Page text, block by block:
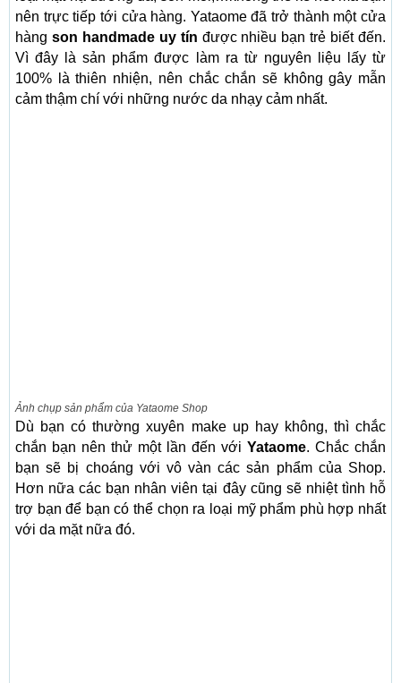
nên trực tiếp tới cửa hàng. Yataome đã trở thành một cửa
hàng son handmade uy tín được nhiều bạn trẻ biết đến.
Vì đây là sản phẩm được làm ra từ nguyên liệu lấy từ
100% là thiên nhiện, nên chắc chắn sẽ không gây mẫn
cảm thậm chí với những nước da nhạy cảm nhất.
Ảnh chụp sản phẩm của Yataome Shop
Dù bạn có thường xuyên make up hay không, thì chắc
chắn bạn nên thử một lần đến với Yataome. Chắc chắn
bạn sẽ bị choáng với vô vàn các sản phẩm của Shop.
Hơn nữa các bạn nhân viên tại đây cũng sẽ nhiệt tình hỗ
trợ bạn để bạn có thể chọn ra loại mỹ phẩm phù hợp nhất
với da mặt nữa đó.